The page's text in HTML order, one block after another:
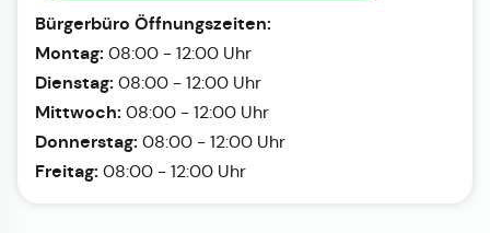
Bürgerbüro Öffnungszeiten:
Montag: 08:00 - 12:00 Uhr
Dienstag: 08:00 - 12:00 Uhr
Mittwoch: 08:00 - 12:00 Uhr
Donnerstag: 08:00 - 12:00 Uhr
Freitag: 08:00 - 12:00 Uhr